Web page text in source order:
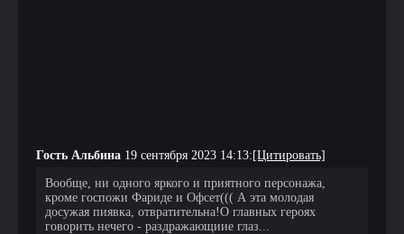
Гость Альбина 19 сентября 2023 14:13: [Цитировать]
Вообще, ни одного яркого и приятного персонажа,
кроме госпожи Фариде и Офсет((( А эта молодая
досужая пиявка, отвратительна!О главных героях
говорить нечего - раздражающиие глаз...